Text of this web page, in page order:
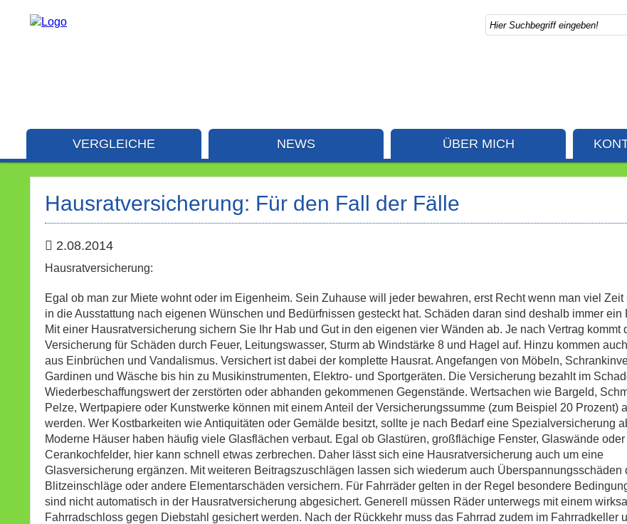
VERGLEICHE NEWS ÜBER MICH
Hausratversicherung: Für den Fall der Fälle
2.08.2014
Hausratversicherung:
Egal ob man zur Miete wohnt oder im Eigenheim. Sein Zuhause will jeder bewahren, erst Recht wenn man viel Zeit
in die Ausstattung nach eigenen Wünschen und Bedürfnissen gesteckt hat. Schäden daran sind deshalb immer ein
Mit einer Hausratversicherung sichern Sie Ihr Hab und Gut in den eigenen vier Wänden ab. Je nach Vertrag kommt
Versicherung für Schäden durch Feuer, Leitungswasser, Sturm ab Windstärke 8 und Hagel auf. Hinzu kommen
aus Einbrüchen und Vandalismus. Versichert ist dabei der komplette Hausrat. Angefangen von Möbeln,
Gardinen und Wäsche bis hin zu Musikinstrumenten, Elektro- und Sportgeräten. Die Versicherung bezahlt im
Wiederbeschaffungswert der zerstörten oder abhanden gekommenen Gegenstände. Wertsachen wie Bargeld,
Pelze, Wertpapiere oder Kunstwerke können mit einem Anteil der Versicherungssumme (zum Beispiel 20 Prozent)
werden. Wer Kostbarkeiten wie Antiquitäten oder Gemälde besitzt, sollte je nach Bedarf eine Spezialversicherung
Moderne Häuser haben häufig viele Glasflächen verbaut. Egal ob Glastüren, großflächige Fenster, Glaswände oder
Cerankochfelder, hier kann schnell etwas zerbrechen. Daher lässt sich eine Hausratversicherung auch um eine
Glasversicherung ergänzen. Mit weiteren Beitragszuschlägen lassen sich wiederum auch Überspannungsschäden
Blitzeinschläge oder andere Elementarschäden versichern. Für Fahrräder gelten in der Regel besondere
sind nicht automatisch in der Hausratversicherung abgesichert. Generell müssen Räder unterwegs mit einem
Fahrradschloss gegen Diebstahl gesichert werden. Nach der Rückkehr muss das Fahrrad zudem im Fahrradkeller